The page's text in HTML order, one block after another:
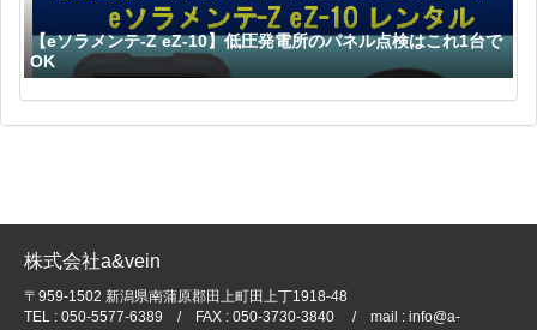
【eソラメンテ-Z eZ-10】低圧発電所のパネル点検はこれ1台で
OK
株式会社a&vein
〒959-1502 新潟県南蒲原郡田上町田上丁1918-48
TEL : 050-5577-6389 / FAX : 050-3730-3840 / mail : info@a-